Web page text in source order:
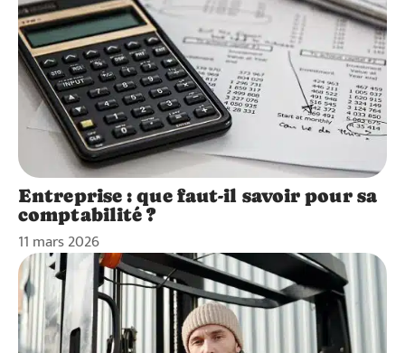
Entreprise : que faut-il savoir pour sa
comptabilité ?
11 mars 2026